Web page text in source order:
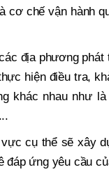
cơ chế vận hành
địa phương
hiện điều tra,
khác nhau như
cụ thể sẽ xây
đáp ứng yêu cầu